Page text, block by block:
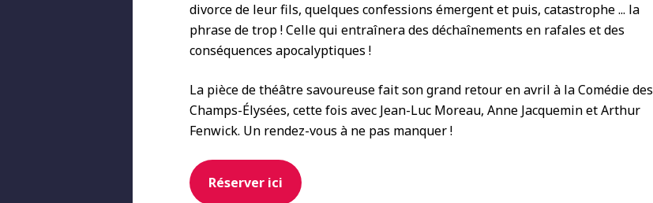
divorce de leur fils, quelques confessions émergent et puis, catastrophe ... la
phrase de trop ! Celle qui entraînera des déchaînements en rafales et des
conséquences apocalyptiques !
La pièce de théâtre savoureuse fait son grand retour en avril à la Comédie des
Champs-Élysées, cette fois avec Jean-Luc Moreau, Anne Jacquemin et Arthur
Fenwick. Un rendez-vous à ne pas manquer !
Réserver ici